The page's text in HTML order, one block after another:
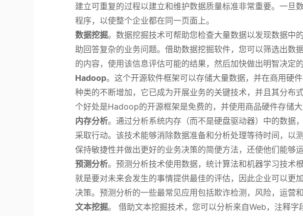
建立可重复的过程以建立和维护数据质量标准非常重要。一旦
程序，以使整个企业都在同一页面上。
数据挖掘。数据挖掘技术可帮助您检查大量数据以发现数据中
助回答复杂的业务问题。借助数据挖掘软件，您可以筛选出数
的内容，使用该信息评估可能的结果，然后加快做出明智决定的
Hadoop。这个开源软件框架可以存储大量数据，并在商用硬
种类的不断增加，它已成为开展业务的关键技术，并且其分布
个好处是Hadoop的开源框架是免费的，并使用商品硬件存储大
内存分析。通过分析系统内存（而不是硬盘驱动器）中的数据
采取行动。该技术能够消除数据准备和分析处理等待时间，以
保持敏捷性并做出更好的业务决策的简便方法，还使他们能够
预测分析。预测分析技术使用数据，统计算法和机器学习技术
就是要对未来会发生的事情提供最佳的评估，因此企业可以更
决策。预测分析的一些最常见应用包括欺诈检测，风险，运营和
文本挖掘。 借助文本挖掘技术，您可以分析来自Web，注释